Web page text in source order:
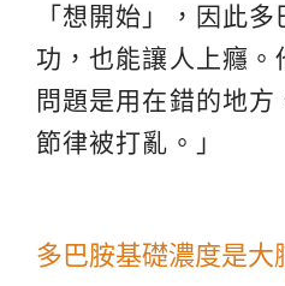
「想開始」，因此
功，也能讓人上癮。
問題是用在錯的地
節律被打亂。」
多巴胺基礎濃度是大